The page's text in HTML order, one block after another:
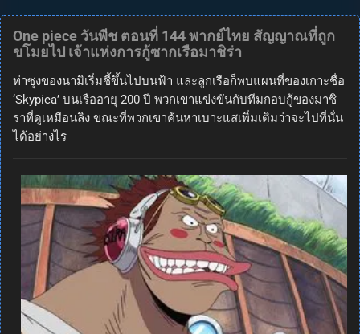
One piece วันพีช ตอนที่ 144 พากย์ไทย สัญญาณที่ถูก
ขโมยไป เจ้าแห่งการกู้ซากเรือมาชิร่า
ท่าซุงของนามิเริ่มชี้ขึ้นไปบนฟ้า และลูกเรือก็พบแผนที่ของเกาะชื่อ
‘Skypiea’ บนเรืออายุ 200 ปี พวกเขาแข่งขันกับทีมกอบกู้ของมาซิ
ราที่ดูเหมือนลิง ขณะที่พวกเขาค้นหาเบาะแสเพิ่มเติมว่าจะไปที่นั่น
ได้อย่างไร